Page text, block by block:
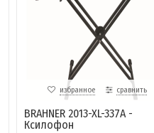
избранное сравнить
BRAHNER 2013-XL-337A -
Ксилофон